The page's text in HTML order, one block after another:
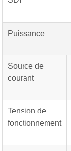
Puissance
Source de
courant
Tension de
fonctionnement